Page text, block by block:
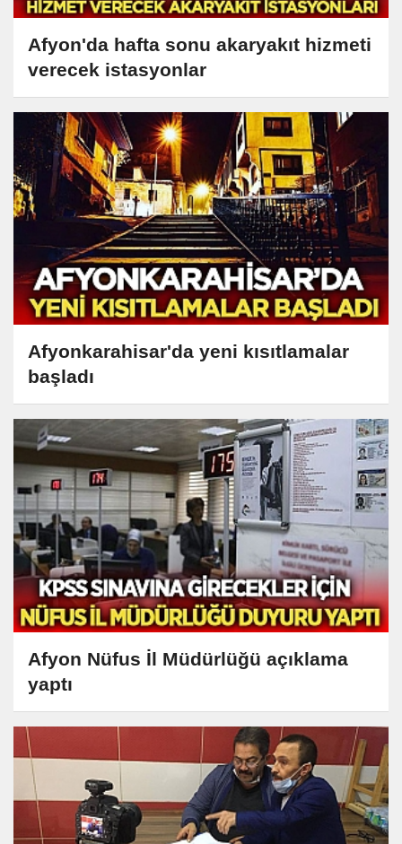
Afyon'da hafta sonu akaryakıt hizmeti
verecek istasyonlar
Afyonkarahisar'da yeni kısıtlamalar
başladı
Afyon Nüfus İl Müdürlüğü açıklama
yaptı